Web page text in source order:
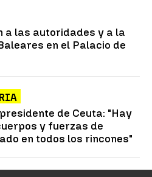
a las autoridades y a la
en el Palacio de
de Ceuta: "Hay
y fuerzas de
en todos los rincones"